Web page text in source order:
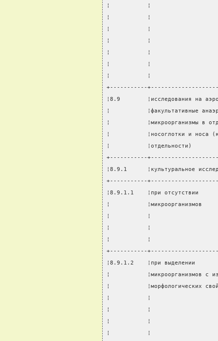
¦           ¦
¦           ¦
¦           ¦
¦           ¦
¦           ¦
¦           ¦
¦           ¦
+-----------
¦8.9
¦
¦
¦           ¦носоглотки и
¦
+-----------
¦8.9.1
+-----------
¦8.9.1.1    ¦при отсутствии
¦           ¦микроорганизмов
¦           ¦
¦           ¦
¦           ¦
+-----------
¦8.9.1.2    ¦при выделении
¦           ¦микроорганизмов с
¦           ¦морфологических
¦           ¦
¦           ¦
¦           ¦
¦           ¦